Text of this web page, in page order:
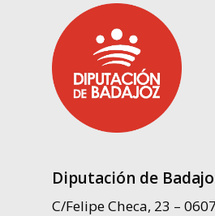
Diputación de
C/Felipe Checa, 23 –